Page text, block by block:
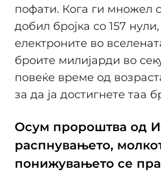
пофати. Кога ги множел
добил бројка со 157
електроните во
броите милијарди во
повеќе време од
за да ја достигнете таа
Осум пророштва од
распнувањето,
понижувањето се